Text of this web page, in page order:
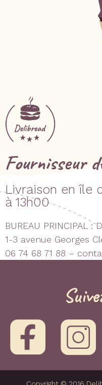
Fournisseur
Livraison en île
à 13h00
BUREAU PRINCIPAL :
1-3 avenue Georges
06 74 68 71 88 –
Copyright © 2016